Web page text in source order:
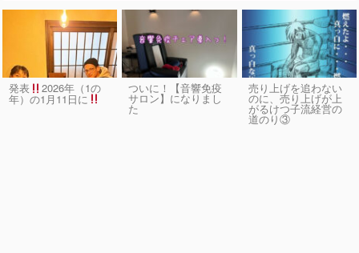
発表 2026年（1の
年）の1月11日に
ついに！【音響免疫
サロン】になりまし
た
売り上げを追わない
のに、売り上げが上
がるけつ子流経営の
道のり③